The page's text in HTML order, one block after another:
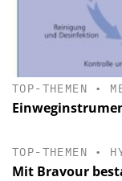
TOP-THEMEN •
TOP-THEMEN •
Mit Bravour